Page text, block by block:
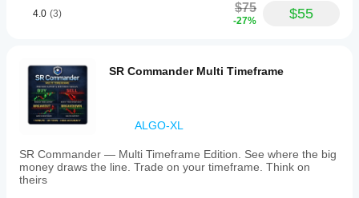
4.0 (3) $75
-27% $55
SR Commander Multi Timeframe
ALGO-XL
SR Commander — Multi Timeframe Edition. See where the big
money draws the line. Trade on your timeframe. Think on
theirs